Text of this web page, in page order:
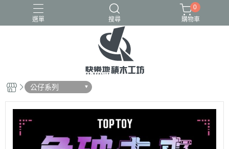
選單 搜尋
熾造社
0
購物車
公仔系列